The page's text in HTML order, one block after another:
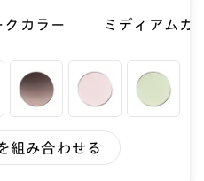
クカラー ミディアムカ
組み合わせる